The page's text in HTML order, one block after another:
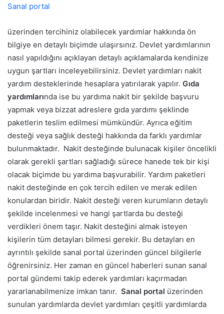
Sanal portal
üzerinden tercihiniz olabilecek yardımlar hakkında ön
bilgiye en detaylı biçimde ulaşırsınız. Devlet yardımlarının
nasıl yapıldığını açıklayan detaylı açıklamalarda kendinize
uygun şartları inceleyebilirsiniz. Devlet yardımları nakit
yardım desteklerinde hesaplara yatırılarak yapılır. Gıda
yardımlarında ise bu yardıma nakit bir şekilde başvuru
yapmak veya bizzat adreslere gıda yardımı şeklinde
paketlerin teslim edilmesi mümkündür. Ayrıca eğitim
desteği veya sağlık desteği hakkında da farklı yardımlar
bulunmaktadır. Nakit desteğinde bulunacak kişiler öncelikli
olarak gerekli şartları sağladığı sürece hanede tek bir kişi
olacak biçimde bu yardıma başvurabilir. Yardım paketleri
nakit desteğinde en çok tercih edilen ve merak edilen
konulardan biridir. Nakit desteği veren kurumların detaylı
şekilde incelenmesi ve hangi şartlarda bu desteği
verdikleri önem taşır. Nakit desteğini almak isteyen
kişilerin tüm detayları bilmesi gerekir. Bu detayları en
ayrıntılı şekilde sanal portal üzerinden güncel bilgilerle
öğrenirsiniz. Her zaman en güncel haberleri sunan sanal
portal gündemi takip ederek yardımları kaçırmadan
yararlanabilmenize imkan tanır. Sanal portal üzerinden
sunulan yardımlarda devlet yardımları çeşitli yardımlarda